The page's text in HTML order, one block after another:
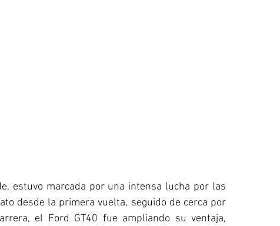
estuvo marcada por una intensa lucha por las
desde la primera vuelta, seguido de cerca por
el Ford GT40 fue ampliando su ventaja,